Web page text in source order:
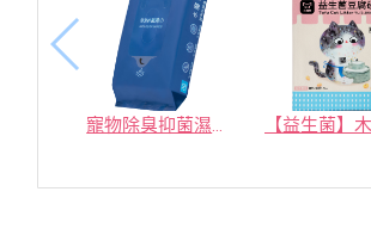
寵物除臭抑菌濕紙巾／30抽／無味【4包100】